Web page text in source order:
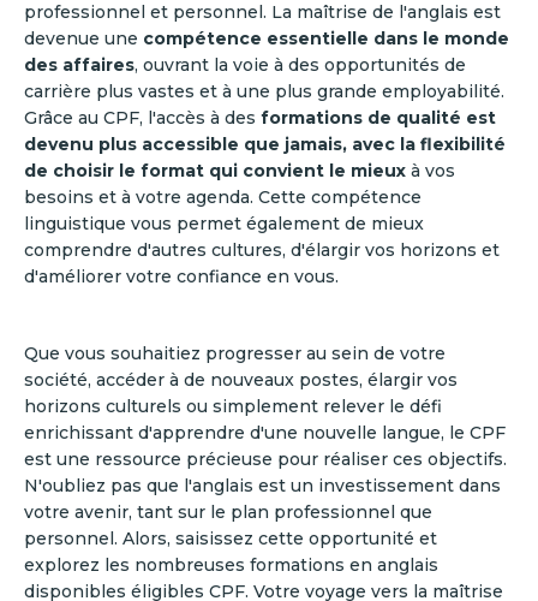
professionnel et personnel. La maîtrise de l'anglais est
devenue une compétence essentielle dans le monde
des affaires, ouvrant la voie à des opportunités de
carrière plus vastes et à une plus grande employabilité.
Grâce au CPF, l'accès à des formations de qualité est
devenu plus accessible que jamais, avec la flexibilité
de choisir le format qui convient le mieux à vos
besoins et à votre agenda. Cette compétence
linguistique vous permet également de mieux
comprendre d'autres cultures, d'élargir vos horizons et
d'améliorer votre confiance en vous.
Que vous souhaitiez progresser au sein de votre
société, accéder à de nouveaux postes, élargir vos
horizons culturels ou simplement relever le défi
enrichissant d'apprendre d'une nouvelle langue, le CPF
est une ressource précieuse pour réaliser ces objectifs.
N'oubliez pas que l'anglais est un investissement dans
votre avenir, tant sur le plan professionnel que
personnel. Alors, saisissez cette opportunité et
explorez les nombreuses formations en anglais
disponibles éligibles CPF. Votre voyage vers la maîtrise